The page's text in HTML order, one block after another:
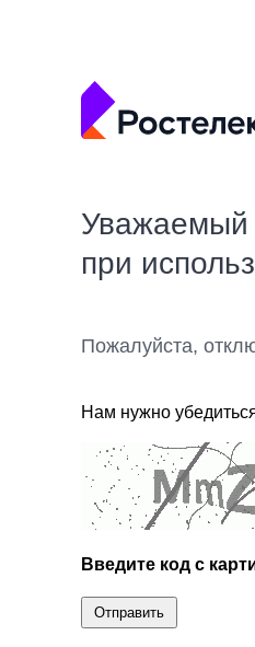
Уважаемый
при
Пожалуйста,
Нам нужно
Введите код с
Отправить